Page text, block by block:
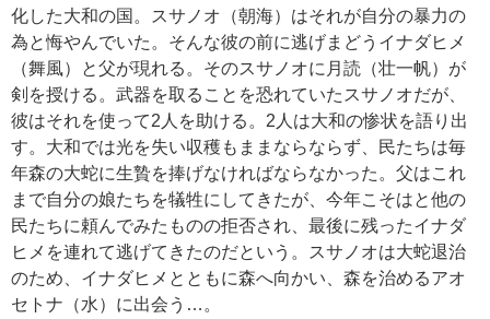
化した大和の国。スサノオ（朝海）はそれが自分の暴力の
為と悔やんでいた。そんな彼の前に逃げまどうイナダヒメ
（舞風）と父が現れる。そのスサノオに月読（壮一帆）が
剣を授ける。武器を取ることを恐れていたスサノオだが、
彼はそれを使って2人を助ける。2人は大和の惨状を語り出
す。大和では光を失い収穫もままならならず、民たちは毎
年森の大蛇に生贄を捧げなければならなかった。父はこれ
まで自分の娘たちを犠牲にしてきたが、今年こそはと他の
民たちに頼んでみたものの拒否され、最後に残ったイナダ
ヒメを連れて逃げてきたのだという。スサノオは大蛇退治
のため、イナダヒメとともに森へ向かい、森を治めるアオ
セトナ（水）に出会う…。